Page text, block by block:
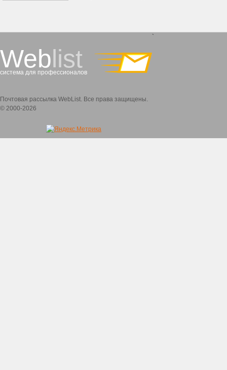
Weblist
система для профессионалов
`
Почтовая рассылка WebList. Все права защищены.
© 2000-2026